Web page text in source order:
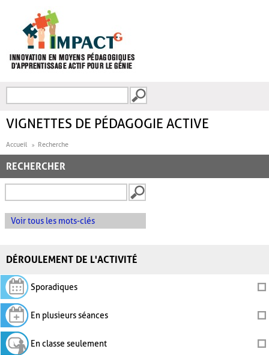
FORMULAIRE DE
VIGNETTES DE PÉDAGOGIE ACTIVE
Accueil Recherche
RECHERCHER
Voir tous les mots-clés
DÉROULEMENT DE L'ACTIVITÉ
Sporadiques
En plusieurs séances
En classe seulement